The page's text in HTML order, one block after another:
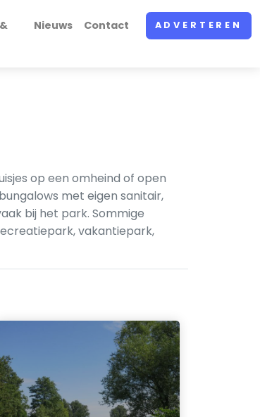
Nieuws Contact ADVERTEREN
op een omheind of open
met eigen sanitair,
bij het park. Sommige
vakantiepark,